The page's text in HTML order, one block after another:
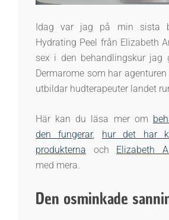
Idag var jag på min sista
Hydrating Peel från Elizabeth
sex i den behandlingskur jag
Dermarome som har
utbildar hudterapeuter landet
Här kan du läsa mer om
den fungerar, hur det har
produkterna och Elizabeth
med mera.
Den osminkade